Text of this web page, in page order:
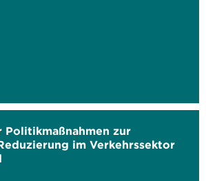
Politikmaßnahmen zur
im Verkehrssektor